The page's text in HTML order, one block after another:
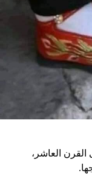
العاشر،